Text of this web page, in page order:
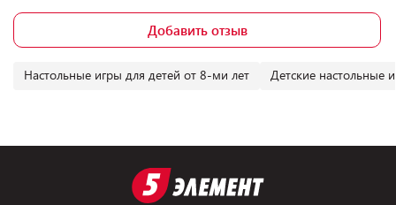
Добавить отзыв
Настольные игры для детей от 8-ми лет Детские настольные